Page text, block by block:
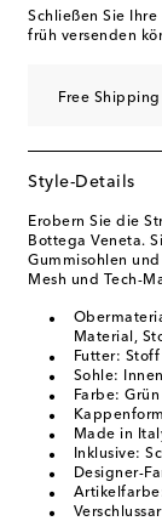
Schließen Sie
früh versenden
Free
Style-Details
Erobern Sie die
Bottega Veneta.
Gummisohlen
Mesh und Tech-
Material,
Futter: Stoff
Sohle:
Farbe: Grün
Made in
Inklusive:
Designer-